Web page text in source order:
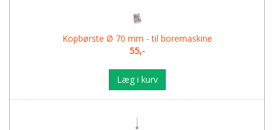
Kopbørste Ø 70 mm - til boremaskine
55,-
Læg i kurv